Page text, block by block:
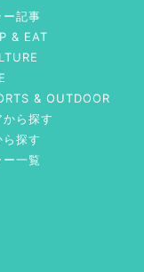
ー記事
& EAT
& OUTDOOR
から探す
ら探す
ー一覧